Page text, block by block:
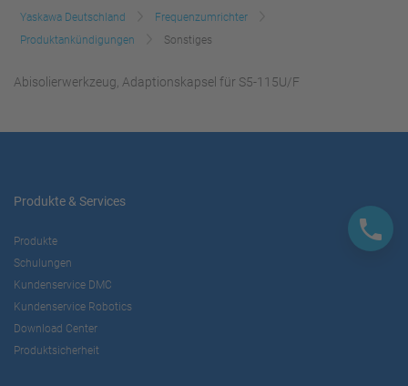
Yaskawa Deutschland
Frequenzumrichter
Produktankündigungen
Sonstiges
Abisolierwerkzeug, Adaptionskapsel für S5-115U/F
Produkte & Services
Produkte
Schulungen
Kundenservice DMC
Kundenservice Robotics
Download Center
Produktsicherheit